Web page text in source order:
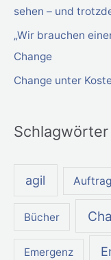
:
sehen – und
„Wir brauchen
Change
Change unter
Schlagwörter
agil
Bücher
Emergenz